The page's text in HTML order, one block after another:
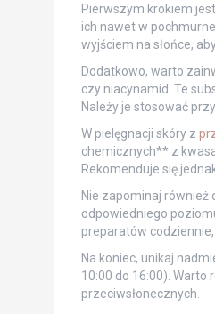
Pierwszym krokiem
ich nawet w
wyjściem na słońce,
Dodatkowo, warto
czy niacynamid. Te
Należy je stosować
W pielęgnacji skóry z
chemicznych** z
Rekomenduje się
Nie zapominaj
odpowiedniego
preparatów
Na koniec, unikaj
10:00 do 16:00).
przeciwsłonecznych.